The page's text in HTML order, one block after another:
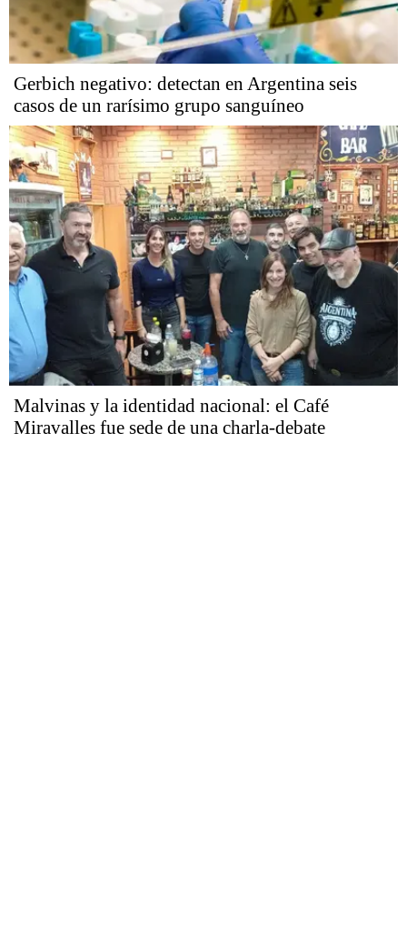
Gerbich negativo: detectan en Argentina seis
casos de un rarísimo grupo sanguíneo
Malvinas y la identidad nacional: el Café
Miravalles fue sede de una charla-debate